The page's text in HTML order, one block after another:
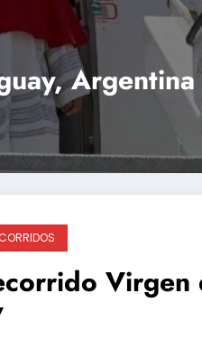
Papa León XIV
del Papa
Virgen